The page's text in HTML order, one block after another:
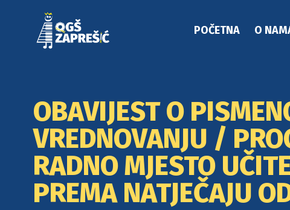
POČETNA O
OBAVIJEST O
VREDNOVANJU /
RADNO MJESTO
PREMA NATJEČAJU